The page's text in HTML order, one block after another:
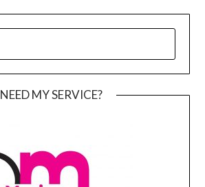
NEED MY SERVICE?